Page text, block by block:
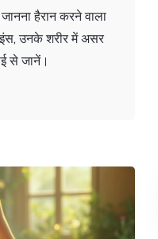
हैरान करने वाला
उनके शरीर में असर
से जानें।